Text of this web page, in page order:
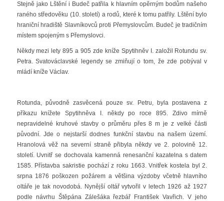
Stejně jako Lštění i Budeč patřila k hlavním opěrným bodům našeho
raného středověku (10. století) a rodů, které k tomu patřily. Lštění bylo
hraniční hradiště Slavníkovců proti Přemyslovcům. Budeč je tradičním
místem spojeným s Přemyslovci.
Někdy mezi lety 895 a 905 zde kníže Spytihněv I. založil Rotundu sv.
Petra. Svatováclavské legendy se zmiňují o tom, že zde pobýval v
mládí kníže Václav.
Rotunda, původně zasvěcená pouze sv. Petru, byla postavena z
příkazu knížete Spytihněva I. někdy po roce 895. Zdivo mírně
nepravidelné kruhové stavby o průměru přes 8 m je z velké části
původní. Jde o nejstarší dodnes funkční stavbu na našem území.
Hranolová věž na severní straně přibyla někdy ve 2. polovině 12.
století. Uvnitř se dochovala kamenná renesanční kazatelna s datem
1585. Přístavba sakristie pochází z roku 1663. Vnitřek kostela byl 2.
srpna 1876 poškozen požárem a většina výzdoby včetně hlavního
oltáře je tak novodobá. Nynější oltář vytvořil v letech 1926 až 1927
podle návrhu Štěpána Zálešáka řezbář František Vavřich. V jeho